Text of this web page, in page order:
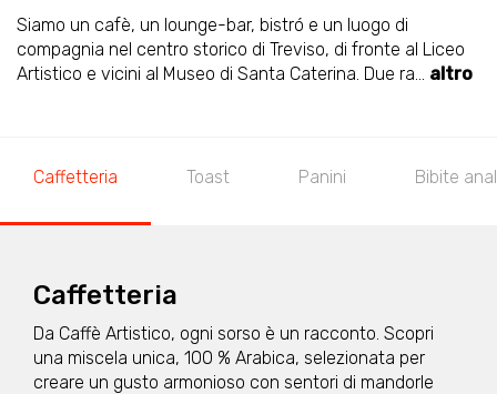
Siamo un cafè, un lounge-bar, bistró e un luogo di
compagnia nel centro storico di Treviso, di fronte al Liceo
Artistico e vicini al Museo di Santa Caterina. Due ra... altro
Caffetteria Toast Panini Bibite
Caffetteria
Da Caffè Artistico, ogni sorso è un racconto. Scopri
una miscela unica, 100 % Arabica, selezionata per
creare un gusto armonioso con sentori di mandorle